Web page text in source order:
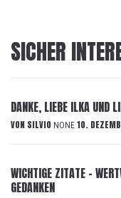
SICHER
DANKE, LIEBE ILKA UND
VON SILVIO NONE 10.
WICHTIGE ZITATE –
GEDANKEN